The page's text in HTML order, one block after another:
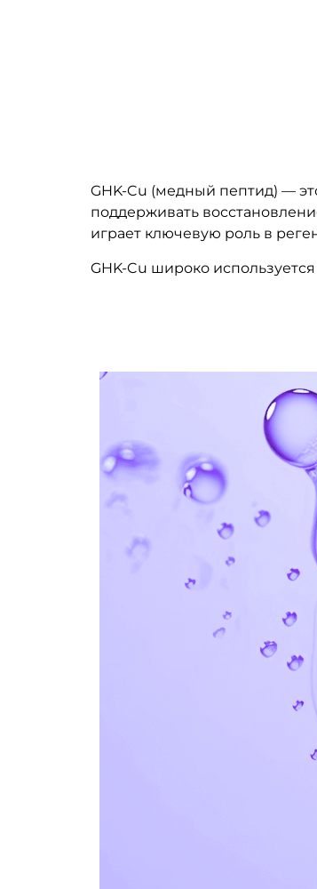
GHK-Cu (медный пептид) —
поддерживать
играет ключевую роль в
GHK-Cu широко